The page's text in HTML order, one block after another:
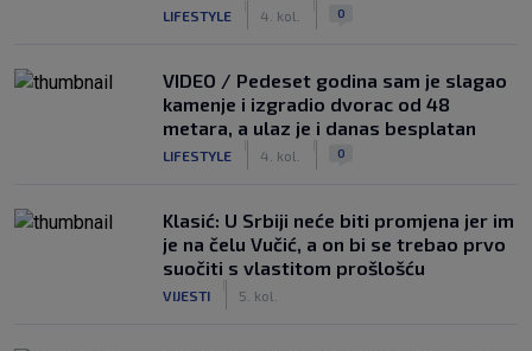
LIFESTYLE 4. kol. 0
VIDEO / Pedeset godina sam je slagao
kamenje i izgradio dvorac od 48
metara, a ulaz je i danas besplatan
LIFESTYLE 4. kol. 0
Klasić: U Srbiji neće biti promjena jer im
je na čelu Vučić, a on bi se trebao prvo
suočiti s vlastitom prošlošću
VIJESTI 5. kol.